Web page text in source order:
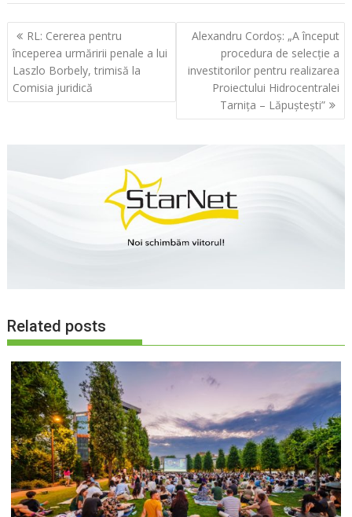
Navigare
în
articole
RL: Cererea pentru
începerea urmăririi penale a lui
Laszlo Borbely, trimisă la
Comisia juridică
Alexandru Cordoș: „A început
procedura de selecție a
investitorilor pentru realizarea
Proiectului Hidrocentralei
Tarnița – Lăpuștești”
Related posts